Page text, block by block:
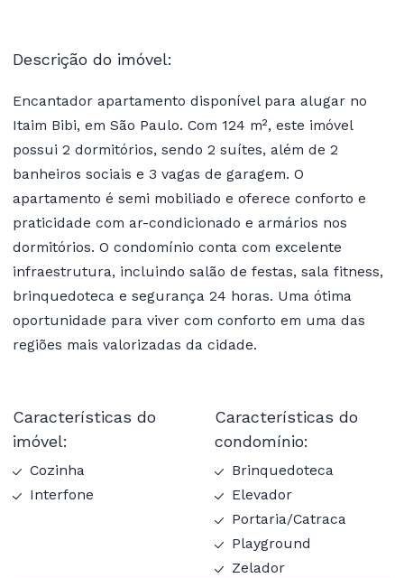
Descrição do imóvel:
Encantador apartamento disponível para alugar no
Itaim Bibi, em São Paulo. Com 124 m², este imóvel
possui 2 dormitórios, sendo 2 suítes, além de 2
banheiros sociais e 3 vagas de garagem. O
apartamento é semi mobiliado e oferece conforto e
praticidade com ar-condicionado e armários nos
dormitórios. O condomínio conta com excelente
infraestrutura, incluindo salão de festas, sala fitness,
brinquedoteca e segurança 24 horas. Uma ótima
oportunidade para viver com conforto em uma das
regiões mais valorizadas da cidade.
Características do
imóvel:
Cozinha
Interfone
Características do
condomínio:
Brinquedoteca
Elevador
Portaria/Catraca
Playground
Zelador